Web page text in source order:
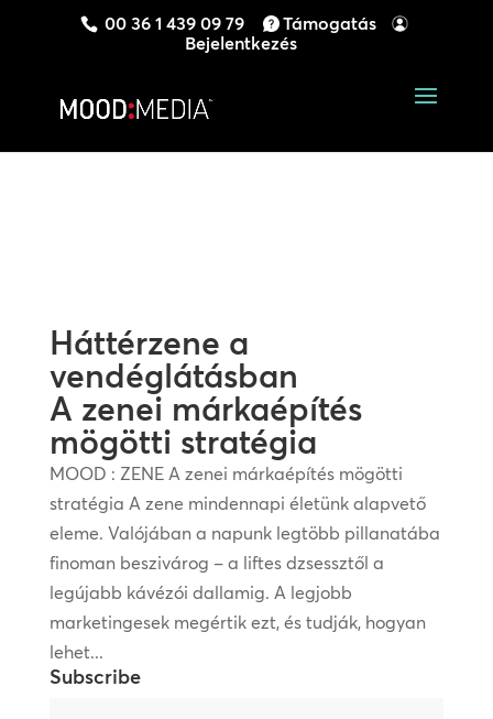
00 36 1 439 09 79
Támogatás
Bejelentkezés
Háttérzene a
vendéglátásban
A zenei márkaépítés
mögötti stratégia
MOOD : ZENE A zenei márkaépítés mögötti
stratégia A zene mindennapi életünk alapvető
eleme. Valójában a napunk legtöbb pillanatába
finoman beszivárog – a liftes dzsessztől a
legújabb kávézói dallamig. A legjobb
marketingesek megértik ezt, és tudják, hogyan
lehet...
Subscribe